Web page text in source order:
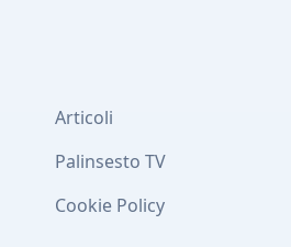
Articoli
Palinsesto TV
Cookie Policy